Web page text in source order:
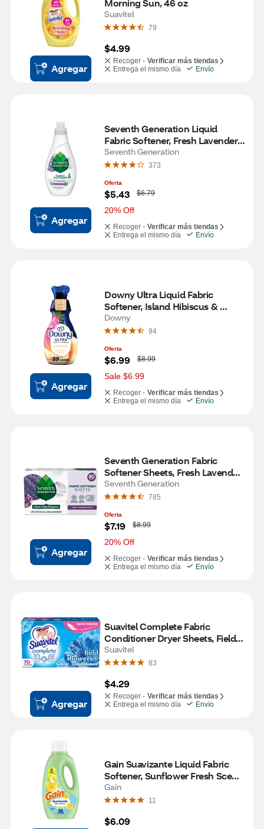
Agregar
Morning Sun, 46 oz
Suavitel
79
$4.99
Recoger - Verificar más tiendas
Entrega el mismo día
Envío
Agregar
Seventh Generation Liquid
Fabric Softener, Fresh Lavender,
32 oz
Seventh Generation
373
Oferta
$5.43
W
a
s
$6.79
20% Off
Recoger - Verificar más tiendas
Entrega el mismo día
Envío
Agregar
Downy Ultra Liquid Fabric
Softener, Island Hibiscus &
Mango Scent, 39 Loads, 26 oz
Downy
94
Oferta
$6.99
W
a
s
$8.99
Sale $6.99
Recoger - Verificar más tiendas
Entrega el mismo día
Envío
Agregar
Seventh Generation Fabric
Softener Sheets, Fresh Lavender
Scent, 80 ct
Seventh Generation
785
Oferta
$7.19
W
a
s
$8.99
20% Off
Recoger - Verificar más tiendas
Entrega el mismo día
Envío
Agregar
Suavitel Complete Fabric
Conditioner Dryer Sheets, Field
Flowers Scent, 70 ct
Suavitel
83
$4.29
Recoger - Verificar más tiendas
Entrega el mismo día
Envío
Gain Suavizante Liquid Fabric
Softener, Sunflower Fresh Scent,
58 Loads, 50 fl oz
Gain
11
$6.09